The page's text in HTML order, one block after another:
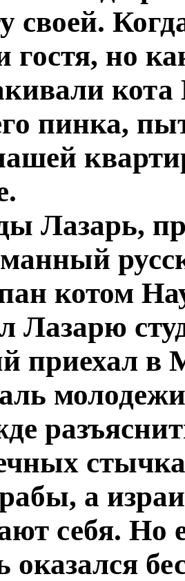
своей.
гостя, но
кота
пинка,
Лазарь,
котом
Лазарю
приехал в
а
себя. Но
оказался